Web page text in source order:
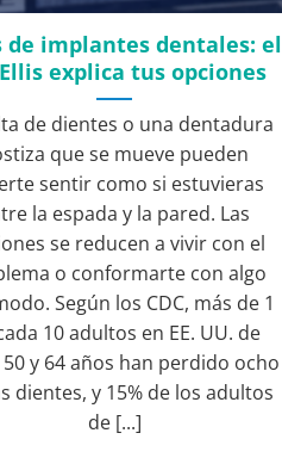
de implantes dentales: el
explica tus opciones
de dientes o una dentadura
que se mueve pueden
sentir como si estuvieras
la espada y la pared. Las
se reducen a vivir con el
o conformarte con algo
Según los CDC, más de 1
10 adultos en EE. UU. de
y 64 años han perdido ocho
dientes, y 15% de los adultos
de [...]